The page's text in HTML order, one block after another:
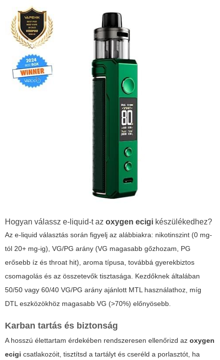
Hogyan válassz e-liquid-t az oxygen ecigi készülékedhez?
Az e-liquid választás során figyelj az alábbiakra: nikotinszint (0 mg-
tól 20+ mg-ig), VG/PG arány (VG magasabb gőzhozam, PG
erősebb íz és throat hit), aroma típusa, továbbá gyerekbiztos
csomagolás és az összetevők tisztasága. Kezdőknek általában
50/50 vagy 60/40 VG/PG arány ajánlott MTL használathoz, míg
DTL eszközökhöz magasabb VG (>70%) előnyösebb.
Karban tartás és biztonság
A hosszú élettartam érdekében rendszeresen ellenőrizd az oxygen
ecigi csatlakozóit, tisztítsd a tartályt és cseréld a porlasztót, ha